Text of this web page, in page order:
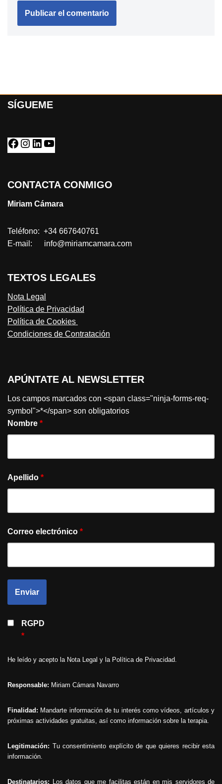
SÍGUEME
CONTACTA CONMIGO
Miriam Cámara
Teléfono: +34 667640761
E-mail: info@miriamcamara.com
TEXTOS LEGALES
Nota Legal
Política de Privacidad
Política de Cookies
Condiciones de Contratación
APÚNTATE AL NEWSLETTER
Los campos marcados con <span class="ninja-forms-req-
symbol">*</span> son obligatorios
Nombre *
Apellido *
Correo electrónico *
RGPD
*
He leído y acepto la Nota Legal y la Política de Privacidad.
Responsable: Miriam Cámara Navarro
Finalidad: Mandarte información de tu interés como vídeos, artículos y
próximas actividades gratuitas, así como información sobre la terapia.
Legitimación: Tu consentimiento explícito de que quieres recibir esta
información.
Destinatarios: Los datos que me facilitas están en mis servidores de